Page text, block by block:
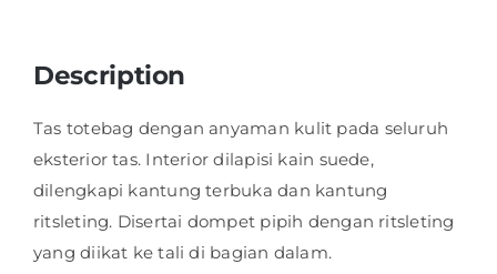
Description
Tas totebag dengan anyaman kulit pada seluruh
eksterior tas. Interior dilapisi kain suede,
dilengkapi kantung terbuka dan kantung
ritsleting. Disertai dompet pipih dengan ritsleting
yang diikat ke tali di bagian dalam.